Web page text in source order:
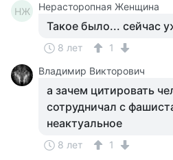
НЖ Нерасторопная Женщина
Такое было... сейчас
8 лет
1
Владимир Викторович
а зачем цитировать
сотрудничал с
неактуальное
8 лет 1